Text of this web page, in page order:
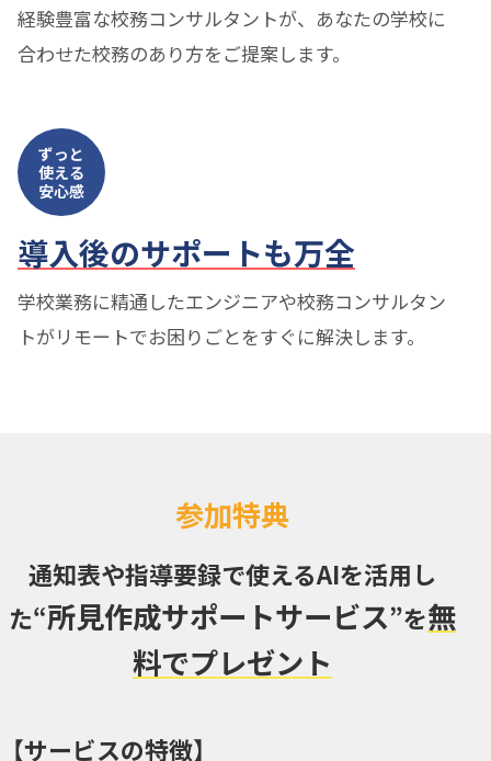
経験豊富な校務コンサルタントが、あなたの学校に
合わせた校務のあり方をご提案します。
ずっと
使える
安心感
導入後のサポートも万全
学校業務に精通したエンジニアや校務コンサルタン
トがリモートでお困りごとをすぐに解決します。
参加特典
通知表や指導要録で使えるAIを活用し
た“所見作成サポートサービス”を無
料でプレゼント
【サービスの特徴】